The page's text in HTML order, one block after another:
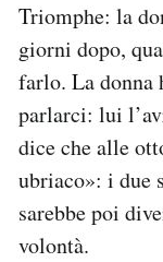
Triomphe: la
giorni dopo,
farlo. La donna
parlarci: lui
dice che alle
ubriaco»: i due
sarebbe poi
volontà.